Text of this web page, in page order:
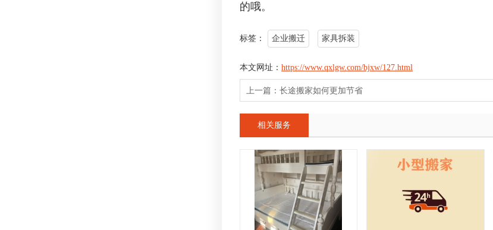
的哦。
标签： 企业搬迁 家具拆装
本文网址： https://www.qxlgw.com/bjxw/127.html
上一篇： 长途搬家如何更加节省
相关服务